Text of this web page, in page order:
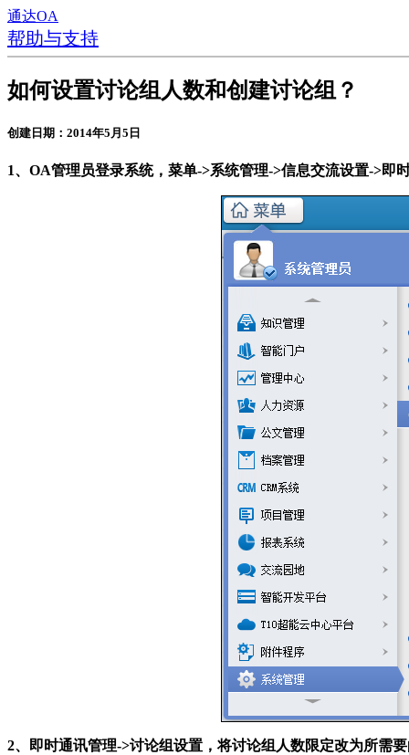
通达OA
帮助与支持
如何设置讨论组人数和创建讨论组？
创建日期：2014年5月5日
1、OA管理员登录系统，菜单->系统管理->信息交流设置->即
2、即时通讯管理->讨论组设置，将讨论组人数限定改为所需